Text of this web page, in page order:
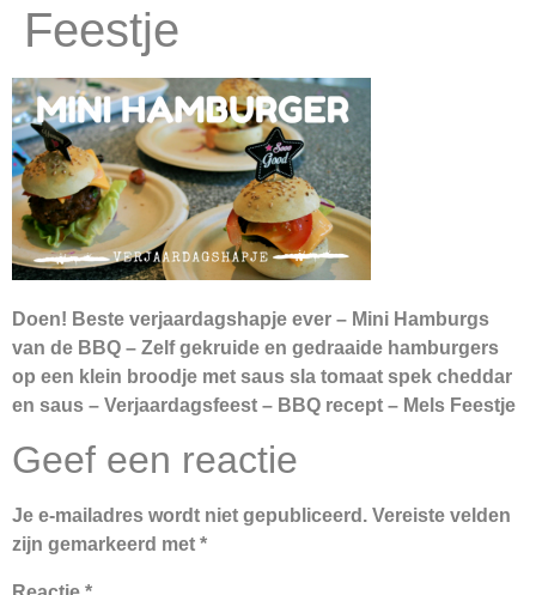
Feestje
Doen! Beste verjaardagshapje ever – Mini Hamburgs
van de BBQ – Zelf gekruide en gedraaide hamburgers
op een klein broodje met saus sla tomaat spek cheddar
en saus – Verjaardagsfeest – BBQ recept – Mels Feestje
Geef een reactie
Je e-mailadres wordt niet gepubliceerd. Vereiste velden
zijn gemarkeerd met *